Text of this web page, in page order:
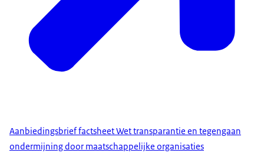
Aanbiedingsbrief factsheet Wet transparantie en tegengaan
ondermijning door maatschappelijke organisaties